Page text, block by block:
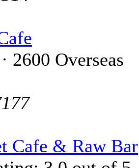
2600 Overseas
Cafe & Raw Bar